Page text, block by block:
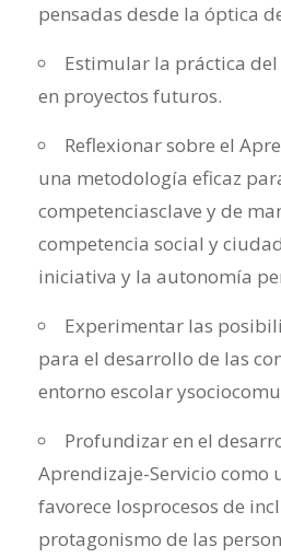
pensadas desde la óptica
Estimular la práctica
en proyectos futuros.
Reflexionar sobre el
una metodología eficaz
competenciasclave y de
competencia social y
iniciativa y la autonomía
Experimentar las
para el desarrollo de las
entorno escolar
Profundizar en el
Aprendizaje-Servicio como
favorece losprocesos de
protagonismo de las